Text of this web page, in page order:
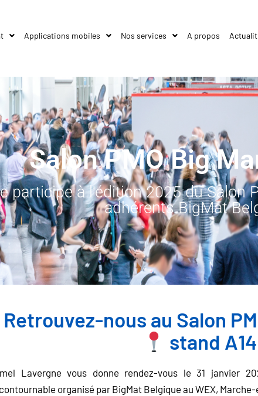
Applications mobiles Nos services A propos
Salon PMO Big
participe à l'édition 2025 du Salon
adhérents BigMat
Retrouvez-nous au Salon
stand A14
Lavergne vous donne rendez-vous le 31 janvier
organisé par BigMat Belgique au WEX,